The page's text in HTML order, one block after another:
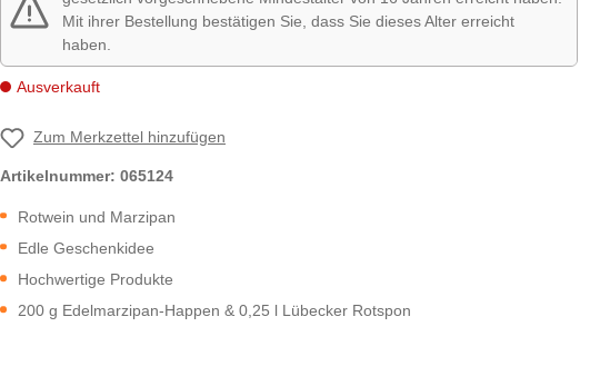
Mit ihrer Bestellung bestätigen Sie, dass Sie dieses Alter erreicht
haben.
Ausverkauft
Zum Merkzettel hinzufügen
Artikelnummer: 065124
Rotwein und Marzipan
Edle Geschenkidee
Hochwertige Produkte
200 g Edelmarzipan-Happen & 0,25 l Lübecker Rotspon